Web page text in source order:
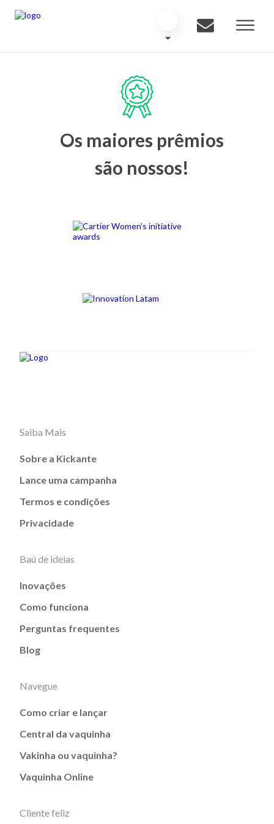
Os maiores prêmios
são nossos!
Saiba Mais
Sobre a Kickante
Lance uma campanha
Termos e condições
Privacidade
Baú de ideias
Inovações
Como funciona
Perguntas frequentes
Blog
Navegue
Como criar e lançar
Central da vaquinha
Vakinha ou vaquinha?
Vaquinha Online
Cliente feliz